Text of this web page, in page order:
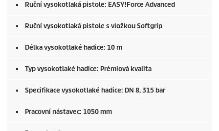
Ruční vysokotlaká pistole: EASY!Force Advanced
Ruční vysokotlaká pistole s vložkou Softgrip
Délka vysokotlaké hadice: 10 m
Typ vysokotlaké hadice: Prémiová kvalita
Specifikace vysokotlaké hadice: DN 8, 315 bar
Pracovní nástavec: 1050 mm